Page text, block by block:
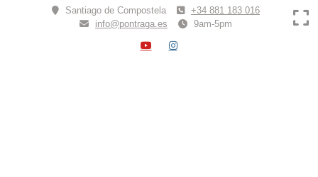
Santiago de Compostela
+34 881 183 016
info@pontraga.es
9am-5pm
YOUTUBE
INSTAGRAM